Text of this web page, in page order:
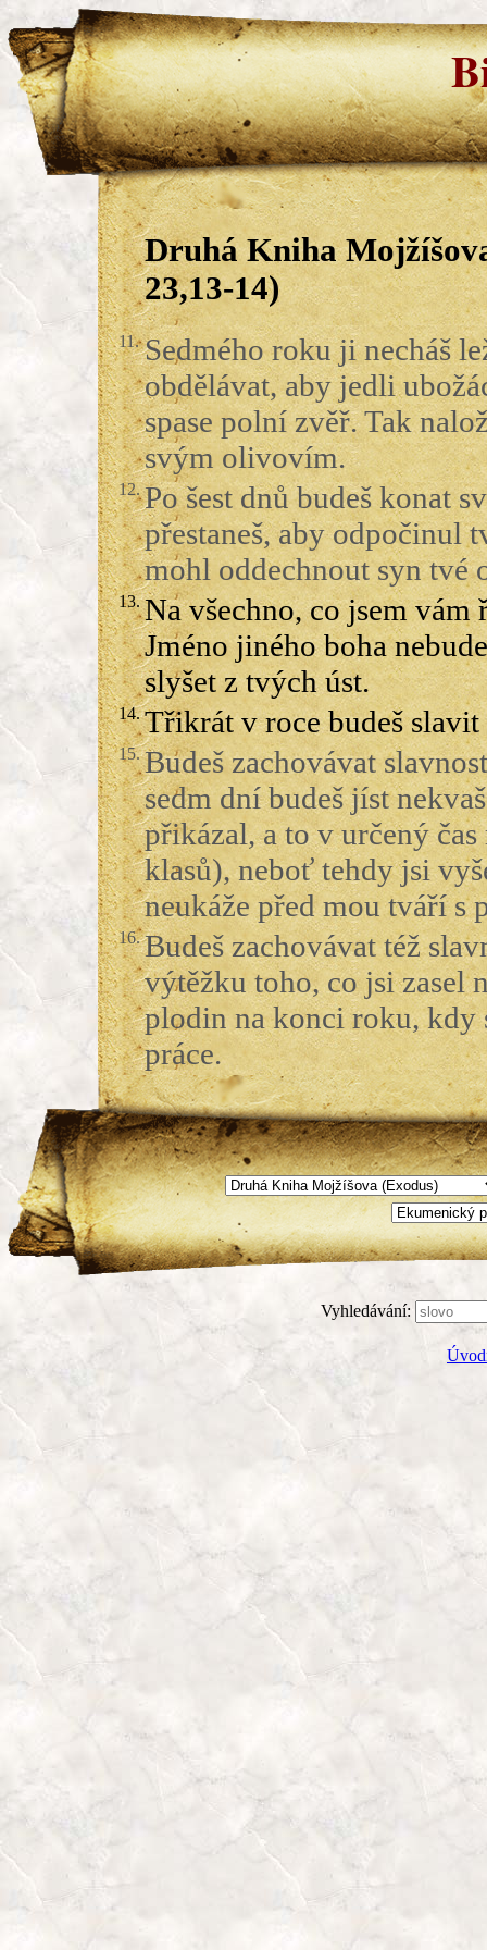
Druhá Kniha
23,13-14)
11. Sedmého roku ji necháš
obdělávat, aby jedli
spase polní zvěř. Tak
svým olivovím.
12. Po šest dnů budeš konat
přestaneš, aby odpočinul
mohl oddechnout syn tvé
13. Na všechno, co jsem
Jméno jiného boha
slyšet z tvých úst.
14. Třikrát v roce budeš
15. Budeš zachovávat
sedm dní budeš jíst
přikázal, a to v určený
klasů), neboť tehdy jsi
neukáže před mou tváří s
16. Budeš zachovávat též
výtěžku toho, co jsi zasel
plodin na konci roku, kdy
práce.
Vyhledávání: